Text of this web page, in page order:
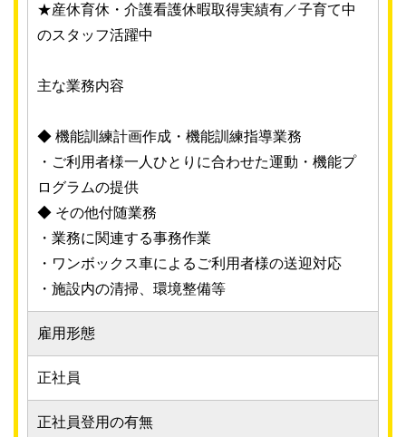
★産休育休・介護看護休暇取得実績有／子育て中
のスタッフ活躍中
主な業務内容
◆ 機能訓練計画作成・機能訓練指導業務
・ご利用者様一人ひとりに合わせた運動・機能プ
ログラムの提供
◆ その他付随業務
・業務に関連する事務作業
・ワンボックス車によるご利用者様の送迎対応
・施設内の清掃、環境整備等
雇用形態
正社員
正社員登用の有無